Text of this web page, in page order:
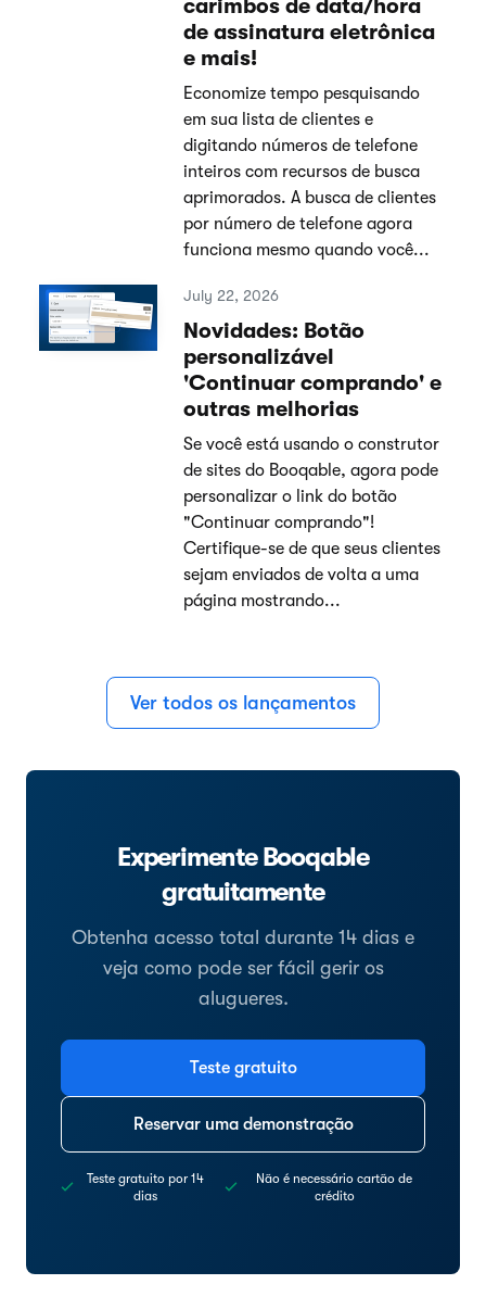
carimbos de data/hora
de assinatura eletrônica
e mais!
Economize tempo pesquisando
em sua lista de clientes e
digitando números de telefone
inteiros com recursos de busca
aprimorados. A busca de clientes
por número de telefone agora
funciona mesmo quando você...
July 22, 2026
Novidades: Botão
personalizável
'Continuar comprando' e
outras melhorias
Se você está usando o construtor
de sites do Booqable, agora pode
personalizar o link do botão
"Continuar comprando"!
Certifique-se de que seus clientes
sejam enviados de volta a uma
página mostrando...
Ver todos os lançamentos
Experimente Booqable
gratuitamente
Obtenha acesso total durante 14 dias e
veja como pode ser fácil gerir os
alugueres.
Teste gratuito
Reservar uma demonstração
Teste gratuito por 14
dias
Não é necessário cartão de
crédito